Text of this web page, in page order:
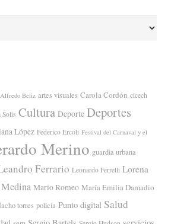
Alfredo Beliz artes visuales Carola Cordón cicech
Solis Cultura Deporte Deportes
López Federico Ercoli Festival del Carnaval y el
Merino guardia urbana
Ferrario Leonardo Ferrelli Lorena
Mario Romeo María Emilia Damadio
torres policía Punto digital Salud